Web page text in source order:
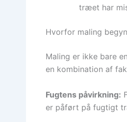
træet har
Hvorfor maling
Maling er ikke bare
en kombination af
Fugtens påvirkning:
er påført på fugtigt